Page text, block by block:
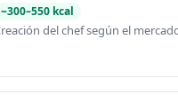
~300–550 kcal
del chef según el